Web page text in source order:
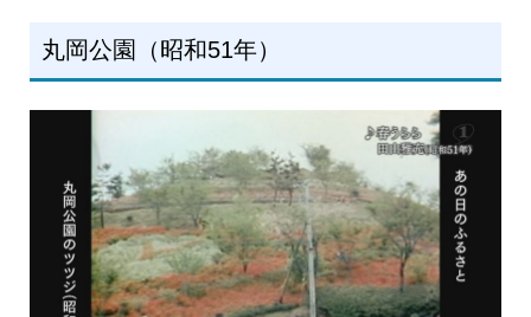
丸岡公園（昭和51年）